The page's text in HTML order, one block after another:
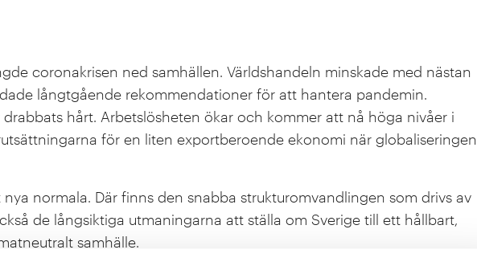
coronakrisen ned samhällen. Världshandeln minskade med nästan
långtgående rekommendationer för att hantera pandemin.
hårt. Arbetslösheten ökar och kommer att nå höga nivåer i
för en liten exportberoende ekonomi när globaliseringen
normala. Där finns den snabba strukturomvandlingen som drivs av
de långsiktiga utmaningarna att ställa om Sverige till ett hållbart,
samhälle.